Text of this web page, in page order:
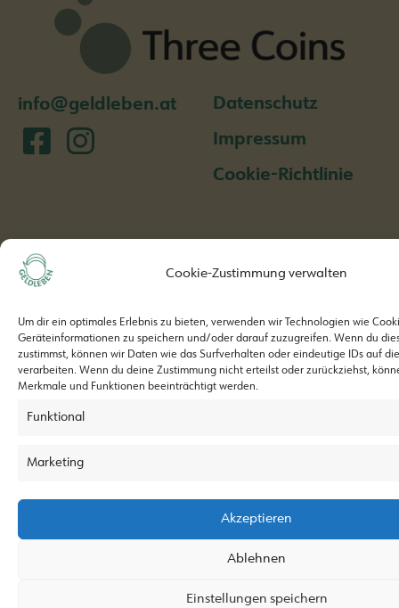
Cookie-Zustimmung verwalten
Um dir ein optimales Erlebnis zu bieten, verwenden wir Technologien wie
Geräteinformationen zu speichern und/oder darauf zuzugreifen. Wenn du
zustimmst, können wir Daten wie das Surfverhalten oder eindeutige IDs auf
verarbeiten. Wenn du deine Zustimmung nicht erteilst oder zurückziehst,
Merkmale und Funktionen beeinträchtigt werden.
Funktional
Marketing
Akzeptieren
Ablehnen
Einstellungen speichern
info@geldleben.at
Datenschutz
Impressum
Cookie-Richtlinie